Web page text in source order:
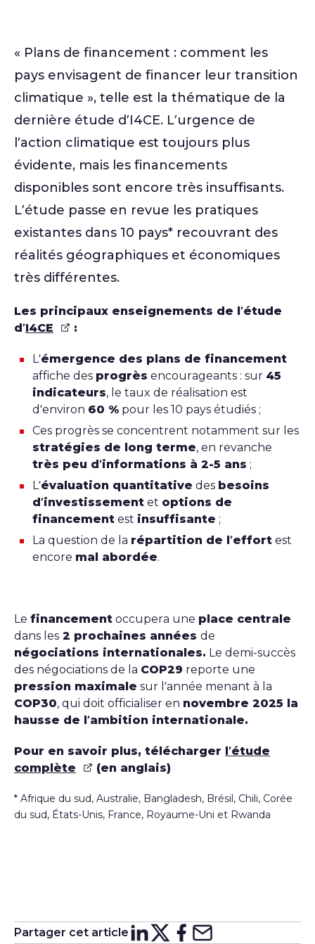
« Plans de financement : comment les
pays envisagent de financer leur transition
climatique », telle est la thématique de la
dernière étude d’I4CE. L’urgence de
l’action climatique est toujours plus
évidente, mais les financements
disponibles sont encore très insuffisants.
L’étude passe en revue les pratiques
existantes dans 10 pays* recouvrant des
réalités géographiques et économiques
très différentes.
Les principaux enseignements de l’étude
d’I4CE :
L’émergence des plans de financement
affiche des progrès encourageants : sur 45
indicateurs, le taux de réalisation est
d’environ 60 % pour les 10 pays étudiés ;
Ces progrès se concentrent notamment sur les
stratégies de long terme, en revanche
très peu d’informations à 2-5 ans ;
L’évaluation quantitative des besoins
d’investissement et options de
financement est insuffisante ;
La question de la répartition de l’effort est
encore mal abordée.
Le financement occupera une place centrale
dans les 2 prochaines années de
négociations internationales. Le demi-succès
des négociations de la COP29 reporte une
pression maximale sur l’année menant à la
COP30, qui doit officialiser en novembre 2025 la
hausse de l’ambition internationale.
Pour en savoir plus, télécharger l’étude
complète
(en anglais)
* Afrique du sud, Australie, Bangladesh, Brésil, Chili, Corée
du sud, États-Unis, France, Royaume-Uni et Rwanda
Partager cet article